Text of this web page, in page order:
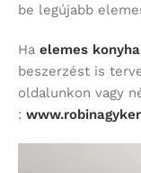
be legújabb
Ha elemes
beszerzést is
oldalunkon vagy
: